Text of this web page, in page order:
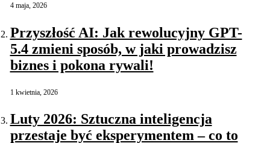
4 maja, 2026
Przyszłość AI: Jak rewolucyjny GPT-
5.4 zmieni sposób, w jaki prowadzisz
biznes i pokona rywali!
1 kwietnia, 2026
Luty 2026: Sztuczna inteligencja
przestaje być eksperymentem – co to